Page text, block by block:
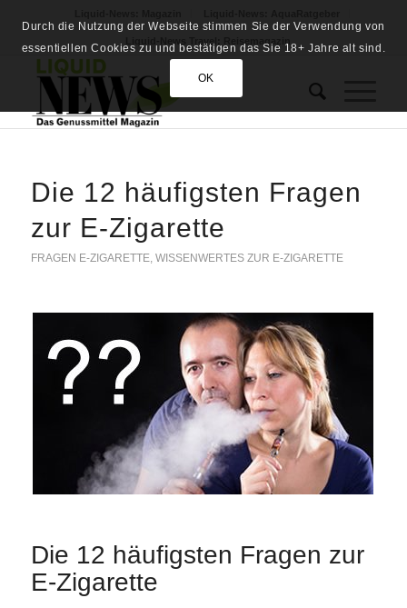
Die 12 häufigsten Fragen
zur E-Zigarette
FRAGEN E-ZIGARETTE, WISSENWERTES ZUR E-ZIGARETTE
Die 12 häufigsten Fragen zur
E-Zigarette
Durch die Nutzung der Webseite stimmen Sie der Verwendung von
essentiellen Cookies zu und bestätigen das Sie 18+ Jahre alt sind.
OK